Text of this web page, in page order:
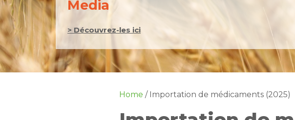
Media
> Découvrez-les ici
Home / Importation de médicaments (2025)